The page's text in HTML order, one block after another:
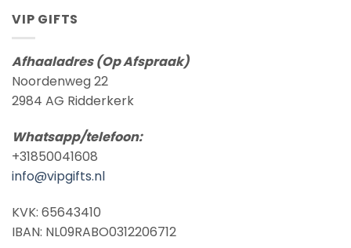
VIP GIFTS
Afhaaladres (Op Afspraak)
Noordenweg 22
2984 AG Ridderkerk
Whatsapp/telefoon:
+31850041608
info@vipgifts.nl
KVK: 65643410
IBAN: NL09RABO0312206712